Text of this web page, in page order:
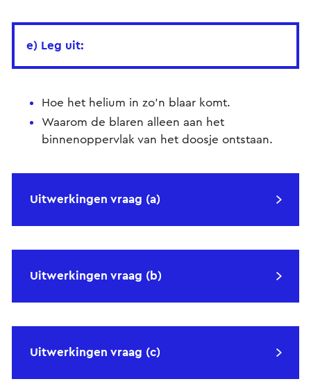
e) Leg uit:
Hoe het helium in zo'n blaar komt.
Waarom de blaren alleen aan het
binnenoppervlak van het doosje ontstaan.
Uitwerkingen vraag (a)
Uitwerkingen vraag (b)
Uitwerkingen vraag (c)